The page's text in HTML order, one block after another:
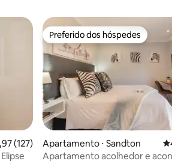
de uma avaliação média de 5, 127
(127)
Preferido dos hóspedes
Preferido dos hóspedes
Apartamento ⋅ Sandton
Apartamento acolhedor e